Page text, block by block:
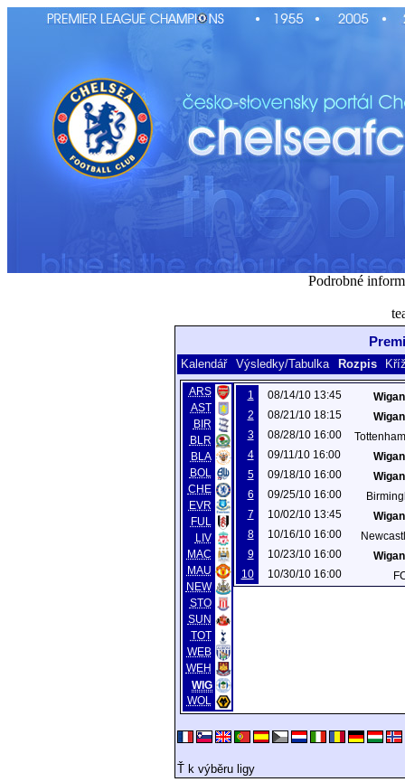
Podrobné
Kalendář Výsledky/Tabulka Rozpis
ARS
AST
BIR
BLR
BLA
BOL
CHE
EVR
FUL
LIV
MAC
MAU
NEW
STO
SUN
TOT
WEB
WEH
WIG
WOL
1 08/14/10 13:45
2
08/21/10 18:15
3
08/28/10 16:00
4
09/11/10 16:00
5
09/18/10 16:00
6
09/25/10 16:00
7
10/02/10 13:45
8
10/16/10 16:00
9
10/23/10 16:00
10
10/30/10 16:00
Ť k výběru ligy